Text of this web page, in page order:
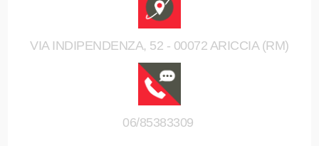
VIA INDIPENDENZA, 52 - 00072 ARICCIA (RM)
06/85383309